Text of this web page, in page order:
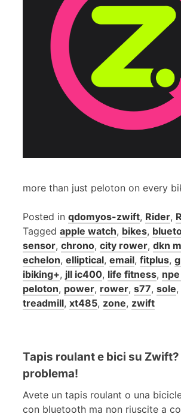
more than just peloton on every
Posted in qdomyos-zwift, Rider,
Tagged apple watch, bikes,
sensor, chrono, city rower, dkn
echelon, elliptical, email, fitplus,
ibiking+, jll ic400, life fitness,
peloton, power, rower, s77, sole,
treadmill, xt485, zone, zwift
Tapis roulant e bici su
problema!
Avete un tapis roulant o una
con bluetooth ma non riuscite a